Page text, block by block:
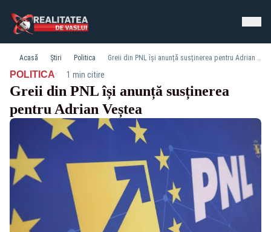
Acasă Știri Politica Greii din PNL își anunță susținerea pentru Adrian Veștea
POLITICA· 1 min citire
Greii din PNL își anunță susținerea
pentru Adrian Veștea